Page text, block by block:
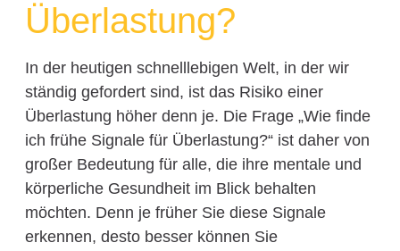
Überlastung?
In der heutigen schnelllebigen Welt, in der wir
ständig gefordert sind, ist das Risiko einer
Überlastung höher denn je. Die Frage „Wie finde
ich frühe Signale für Überlastung?“ ist daher von
großer Bedeutung für alle, die ihre mentale und
körperliche Gesundheit im Blick behalten
möchten. Denn je früher Sie diese Signale
erkennen, desto besser können Sie